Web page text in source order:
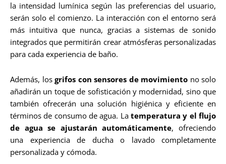
la intensidad lumínica según las preferencias del usuario,
serán solo el comienzo. La interacción con el entorno será
más intuitiva que nunca, gracias a sistemas de sonido
integrados que permitirán crear atmósferas personalizadas
para cada experiencia de baño.
Además, los grifos con sensores de movimiento no solo
añadirán un toque de sofisticación y modernidad, sino que
también ofrecerán una solución higiénica y eficiente en
términos de consumo de agua. La temperatura y el flujo
de agua se ajustarán automáticamente, ofreciendo
una experiencia de ducha o lavado completamente
personalizada y cómoda.